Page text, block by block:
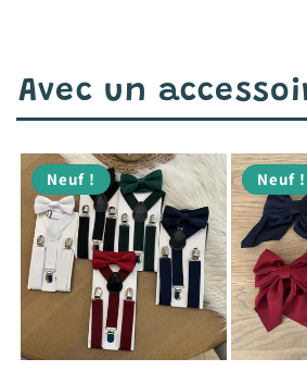
Avec un
Neuf ! Neuf !